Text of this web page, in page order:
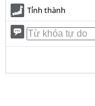
Tỉnh thành